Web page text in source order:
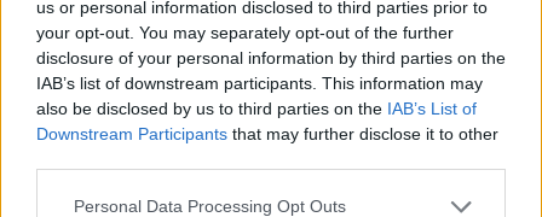
us or personal information disclosed to third parties prior to
your opt-out. You may separately opt-out of the further
disclosure of your personal information by third parties on the
IAB’s list of downstream participants. This information may
also be disclosed by us to third parties on the IAB’s List of
Downstream Participants that may further disclose it to other
Personal Data Processing Opt Outs
εγγραφή. Ανυπομονούμε να σε καλωσορίσουμε
στην ομάδα μας στο φόρουμ!„ΣΤΟ ΠΑΙΧΝΙΔΙ!“
Κατάσταση θέματος: Δεν μπορείτε να υποβάλετε άλλες απαντήσεις.
-*thumbelina*-
Board Administrator